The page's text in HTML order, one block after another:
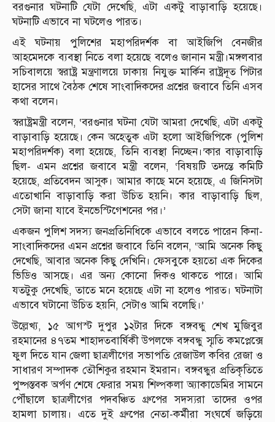
বরগুনার ঘটনাটি যেটা দেখেছি, এটা একটু বাড়াবাড়ি হয়েছে।
ঘটনাটি এভাবে না ঘটলেও পারত।
এই ঘটনায় পুলিশের মহাপরিদর্শক বা আইজিপি বেনজীর
আহমেদকে ব্যবস্থা নিতে বলা হয়েছে বলেও জানান মন্ত্রী।মঙ্গলবার
সচিবালয়ে স্বরাষ্ট্র মন্ত্রণালয়ে ঢাকায় নিযুক্ত মার্কিন রাষ্ট্রদূত পিটার
হাসের সাথে বৈঠক শেষে সাংবাদিকদের প্রশ্নের জবাবে তিনি এসব
কথা বলেন।
স্বরাষ্ট্রমন্ত্রী বলেন, ‘বরগুনার ঘটনা যেটা আমরা দেখেছি, এটা একটু
বাড়াবাড়ি হয়েছে। কেন অহেতুক এটা হলো আইজিপিকে (পুলিশ
মহাপরিদর্শক) বলা হয়েছে, তিনি ব্যবস্থা নিচ্ছেন।’কার বাড়াবাড়ি
ছিল- এমন প্রশ্নের জবাবে মন্ত্রী বলেন, ‘বিষয়টি তদন্তে কমিটি
হয়েছে, প্রতিবেদন আসুক। আমার কাছে মনে হয়েছে, এ জিনিসটা
এতোখানি বাড়াবাড়ি করা উচিত হয়নি। কার বাড়াবাড়ি ছিল,
সেটা জানা যাবে ইনভেস্টিগেশনের পর।’
একজন পুলিশ সদস্য জনপ্রতিনিধিকে এভাবে বলতে পারেন কিনা-
সাংবাদিকদের এমন প্রশ্নের জবাবে তিনি বলেন, ‘আমি অনেক কিছু
দেখেছি, আবার অনেক কিছু দেখিনি। ফেসবুকে হয়তো এক দিকের
ভিডিও আসছে। এর অন্য কোনো দিকও থাকতে পারে। আমি
যতটুকু দেখেছি, তাতে মনে হয়েছে এটা না হলেও পারত। ঘটনাটা
এভাবে ঘটানো উচিত হয়নি, সেটাও আমি বলেছি।’
উল্লেখ্য, ১৫ আগস্ট দুপুর ১২টার দিকে বঙ্গবন্ধু শেখ মুজিবুর
রহমানের ৪৭তম শাহাদতবার্ষিকী উপলক্ষে বঙ্গবন্ধু স্মৃতি কমপ্লেক্সে
ফুল দিতে যান জেলা ছাত্রলীগের সভাপতি রেজাউল কবির রেজা ও
সাধারণ সম্পাদক তৌশিকুর রহমান ইমরান। বঙ্গবন্ধুর প্রতিকৃতিতে
পুষ্পস্তবক অর্পণ শেষে ফেরার সময় শিল্পকলা অ্যাকাডেমির সামনে
পৌঁছালে ছাত্রলীগের পদবঞ্চিত গ্রুপের সদস্যরা তাদের ওপর
হামলা চালায়। এতে দুই গ্রুপের নেতা-কর্মীরা সংঘর্ষে জড়িয়ে